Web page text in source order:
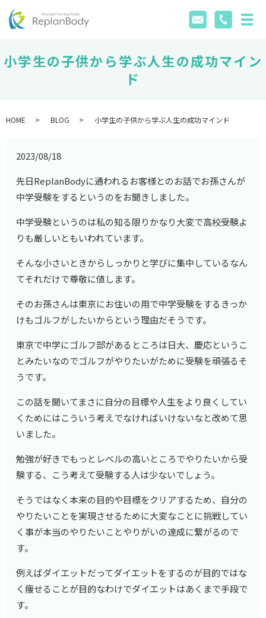
小学生の子供から学ぶ人生の成功マイン
ド
HOME BLOG 小学生の子供から学ぶ人生の成功マインド
2023/08/18
先日ReplanBodyに通われるお客様とのお話でお孫さんが
中学受験をするというのをお聞きしました。
中学受験というのは私の知る限りかなり大変で高校受験よ
りも厳しいともいわれています。
そんな小さいときからしっかりと学びに集中しているなん
てそれだけで尊敬に値します。
そのお孫さんは東京にお住いの用で中学受験をするきっか
けもゴルフがしたいからという理由だそうです。
東京で中学にゴルフ部があるところは日大、慶応というこ
とみたいなのでゴルフがやりたいがために受験を頑張るそ
うです。
この話を聞いてまさに自分の目標や人生をより良くしてい
くためにはこういう考えでなければいけないなと改めて思
いました。
勉強が好きでもっとレベルの高いところでやりたいから受
験する、こう考えて受験する人は少ないでしょう。
そうではなく本来の目的や目標をクリアするため、自分の
やりたいことを実現させるために大変なことに挑戦してい
く事が本当のやりたいことやりがいの達成に繋がるので
す。
例えばダイエットだってダイエットをするのが目的ではな
く痩せることが目的なわけでダイエットはあくまで手段で
す。